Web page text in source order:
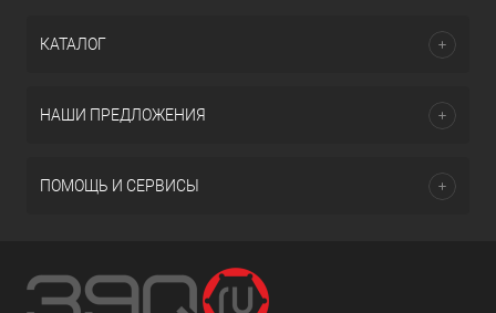
КАТАЛОГ
НАШИ ПРЕДЛОЖЕНИЯ
ПОМОЩЬ И СЕРВИСЫ